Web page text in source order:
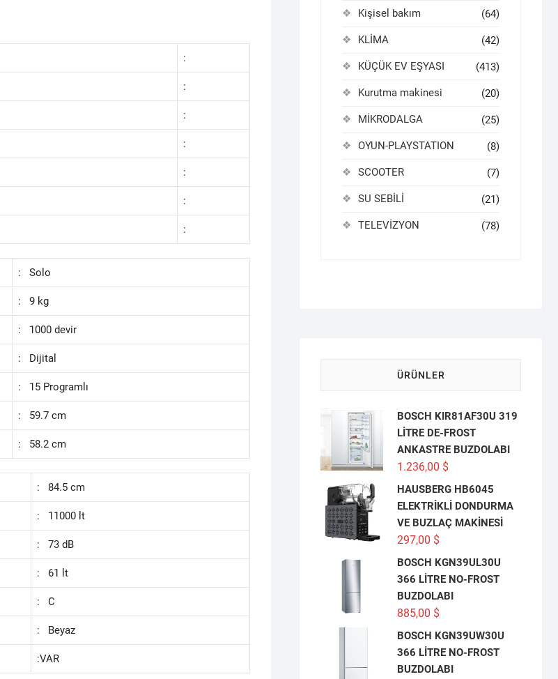
:
:
:
:
:
:
:
: Solo
: 9 kg
: 1000 devir
: Dijital
: 15 Programlı
: 59.7 cm
: 58.2 cm
: 84.5 cm
: 11000 lt
: 73 dB
: 61 lt
: C
: Beyaz
:VAR
Kişisel bakım (64)
KLİMA (42)
KÜÇÜK EV EŞYASI (413)
Kurutma makinesi (20)
MİKRODALGA (25)
OYUN-PLAYSTATION (8)
SCOOTER (7)
SU SEBİLİ (21)
TELEVİZYON (78)
ÜRÜNLER
BOSCH KIR81AF30U 319
LİTRE DE-FROST
ANKASTRE BUZDOLABI
1.236,00 $
HAUSBERG HB6045
ELEKTRİKLİ DONDURMA
VE BUZLAÇ MAKİNESİ
297,00 $
BOSCH KGN39UL30U
366 LİTRE NO-FROST
BUZDOLABI
885,00 $
BOSCH KGN39UW30U
366 LİTRE NO-FROST
BUZDOLABI